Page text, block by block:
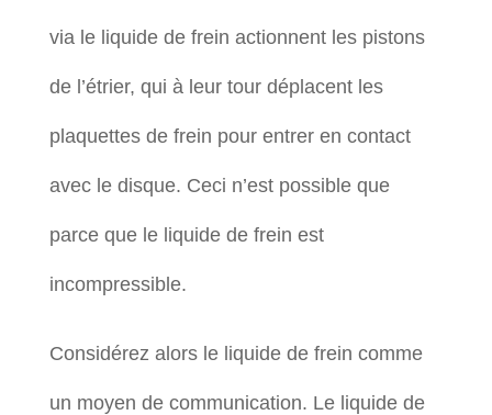
via le liquide de frein actionnent les pistons
de l’étrier, qui à leur tour déplacent les
plaquettes de frein pour entrer en contact
avec le disque. Ceci n’est possible que
parce que le liquide de frein est
incompressible.
Considérez alors le liquide de frein comme
un moyen de communication. Le liquide de